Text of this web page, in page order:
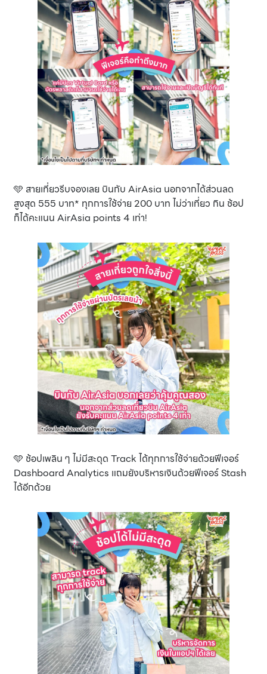
🩵 สายเที่ยวรีบจองเลย บินกับ AirAsia นอกจากได้ส่วนลด
สูงสุด 555 บาท* ทุกการใช้จ่าย 200 บาท ไม่ว่าเที่ยว กิน ช้อป
ก็ได้คะแนน AirAsia points 4 เท่า!
🩵 ช้อปเพลิน ๆ ไม่มีสะดุด Track ได้ทุกการใช้จ่ายด้วยฟีเจอร์
Dashboard Analytics แถมยังบริหารเงินด้วยฟีเจอร์ Stash
ได้อีกด้วย